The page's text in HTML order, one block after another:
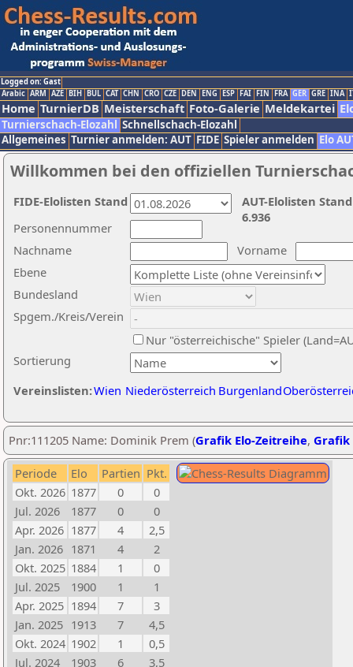
Logged on: Gast
Arabic ARM AZE BIH BUL CAT CHN CRO CZE DEN ENG ESP FAI FIN FRA GER GRE INA
Home TurnierDB Meisterschaft Foto-Galerie Meldekartei
Turnierschach-Elozahl Schnellschach-Elozahl
Allgemeines Turnier anmelden: AUT FIDE Spieler anmelden Elo
Willkommen bei den offiziellen
Nachname
Vorname
Ebene
Sortierung
Personennummer
Bundesland
Spgem./Kreis/Verein
Nur "österreichische" Spieler
Vereinslisten:Wien Niederösterreich Burgenland
AUT-Elolisten
6.936
FIDE-Elolisten Stand
Pnr:111205 Name: Dominik Prem (Grafik Elo-Zeitreihe, Grafik
Periode Elo Partien Pkt.
Okt. 2026 1877 0
0
Jul. 2026
1877 0
0
Apr. 2026 1877 4
2,5
Jan. 2026 1871 4
2
Okt. 2025 1884 1
0
Jul. 2025
1900 1
1
Apr. 2025 1894 7
3
Jan. 2025 1913 7
4,5
Okt. 2024 1902 1
0,5
Jul. 2024
1903 6
3,5